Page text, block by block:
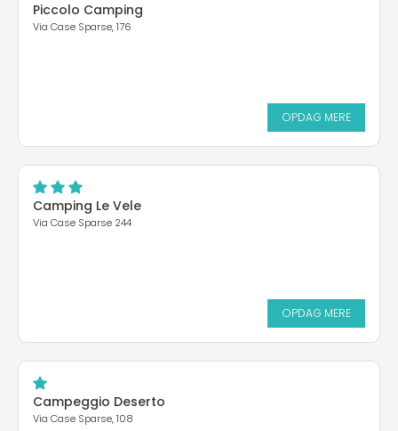
Piccolo Camping
Via Case Sparse, 176
OPDAG MERE
Camping Le Vele
Via Case Sparse 244
OPDAG MERE
Campeggio Deserto
Via Case Sparse, 108